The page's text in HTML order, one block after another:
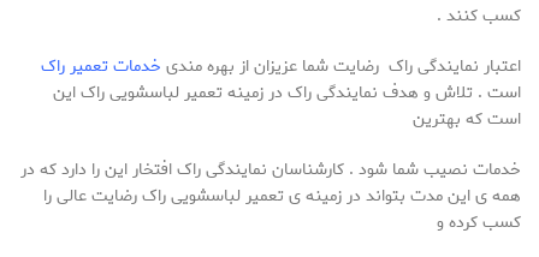
کسب کنند .
اعتبار نمایندگی راک رضایت شما عزیزان از بهره مندی خدمات تعمیر راک
است . تلاش و هدف نمایندگی راک در زمینه تعمیر لباسشویی راک این
است که بهترین
خدمات نصیب شما شود . کارشناسان نمایندگی راک افتخار این را دارد که در
همه ی این مدت بتواند در زمینه ی تعمیر لباسشویی راک رضایت عالی را
کسب کرده و